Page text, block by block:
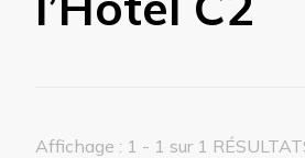
Affichage : 1 - 1 sur 1